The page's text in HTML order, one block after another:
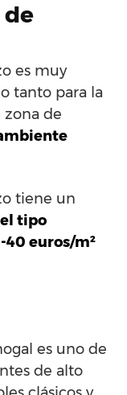
de
es muy
tanto para la
zona de
tiene un
tipo
40 euros/m²
es uno de
de alto